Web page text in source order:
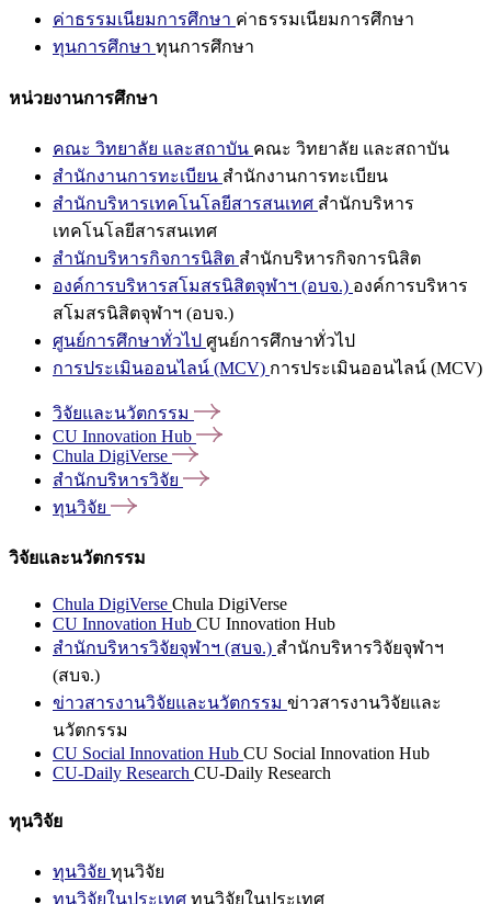
ค่าธรรมเนียมการศึกษา ค่าธรรมเนียมการศึกษา
ทุนการศึกษา ทุนการศึกษา
หน่วยงานการศึกษา
คณะ วิทยาลัย และสถาบัน คณะ วิทยาลัย และสถาบัน
สำนักงานการทะเบียน สำนักงานการทะเบียน
สำนักบริหารเทคโนโลยีสารสนเทศ สำนักบริหาร
เทคโนโลยีสารสนเทศ
สำนักบริหารกิจการนิสิต สำนักบริหารกิจการนิสิต
องค์การบริหารสโมสรนิสิตจุฬาฯ (อบจ.) องค์การบริหาร
สโมสรนิสิตจุฬาฯ (อบจ.)
ศูนย์การศึกษาทั่วไป ศูนย์การศึกษาทั่วไป
การประเมินออนไลน์ (MCV) การประเมินออนไลน์ (MCV)
วิจัยและนวัตกรรม
CU Innovation Hub
Chula DigiVerse
สำนักบริหารวิจัย
ทุนวิจัย
วิจัยและนวัตกรรม
Chula DigiVerse Chula DigiVerse
CU Innovation Hub CU Innovation Hub
สำนักบริหารวิจัยจุฬาฯ (สบจ.) สำนักบริหารวิจัยจุฬาฯ
(สบจ.)
ข่าวสารงานวิจัยและนวัตกรรม ข่าวสารงานวิจัยและ
นวัตกรรม
CU Social Innovation Hub CU Social Innovation Hub
CU-Daily Research CU-Daily Research
ทุนวิจัย
ทุนวิจัย ทุนวิจัย
ทุนวิจัยในประเทศ ทุนวิจัยในประเทศ